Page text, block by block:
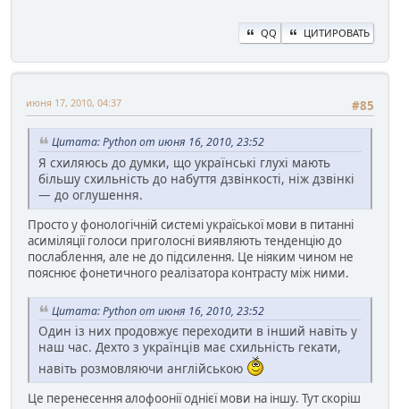
QQ ЦИТИРОВАТЬ
#85
июня 17, 2010, 04:37
Цитата: Python от июня 16, 2010, 23:52
Я схиляюсь до думки, що українські глухі мають
більшу схильність до набуття дзвінкості, ніж дзвінкі
— до оглушення.
Просто у фонологічній системі україської мови в питанні
асиміляції голоси приголосні виявляють тенденцію до
послаблення, але не до підсилення. Це ніяким чином не
пояснює фонетичного реалізатора контрасту між ними.
Цитата: Python от июня 16, 2010, 23:52
Один із них продовжує переходити в інший навіть у
наш час. Дехто з українців має схильність гекати,
навіть розмовляючи англійською
Це перенесення алофоонії однієї мови на іншу. Тут скоріш